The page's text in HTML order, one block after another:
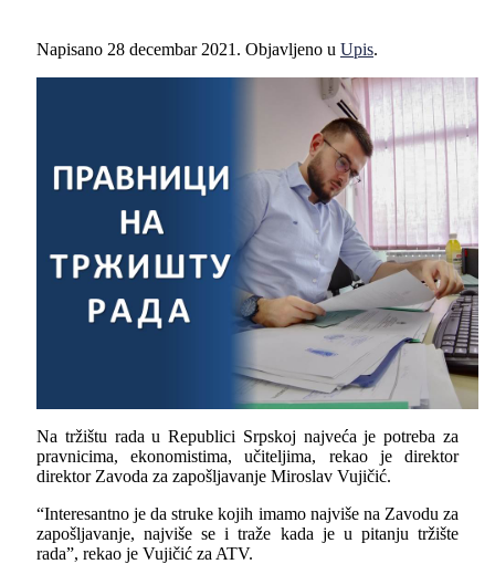
Napisano 28 decembar 2021 . Objavljeno u Upis.
Na tržištu rada u Republici Srpskoj najveća je potreba za
pravnicima, ekonomistima, učiteljima, rekao je direktor
direktor Zavoda za zapošljavanje Miroslav Vujičić.
“Interesantno je da struke kojih imamo najviše na Zavodu za
zapošljavanje, najviše se i traže kada je u pitanju tržište
rada”, rekao je Vujičić za ATV.